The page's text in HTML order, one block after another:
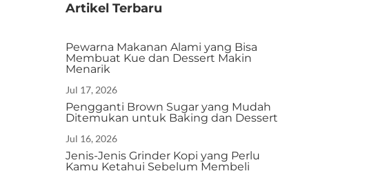
Artikel Terbaru
Pewarna Makanan Alami yang Bisa
Membuat Kue dan Dessert Makin
Menarik
Jul 17, 2026
Pengganti Brown Sugar yang Mudah
Ditemukan untuk Baking dan Dessert
Jul 16, 2026
Jenis-Jenis Grinder Kopi yang Perlu
Kamu Ketahui Sebelum Membeli